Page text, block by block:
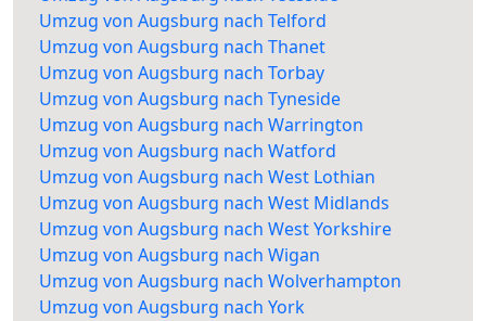
Umzug von Augsburg nach Telford
Umzug von Augsburg nach Thanet
Umzug von Augsburg nach Torbay
Umzug von Augsburg nach Tyneside
Umzug von Augsburg nach Warrington
Umzug von Augsburg nach Watford
Umzug von Augsburg nach West Lothian
Umzug von Augsburg nach West Midlands
Umzug von Augsburg nach West Yorkshire
Umzug von Augsburg nach Wigan
Umzug von Augsburg nach Wolverhampton
Umzug von Augsburg nach York